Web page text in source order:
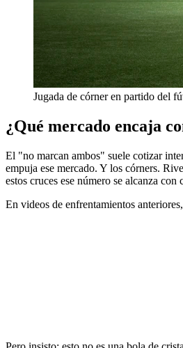
Jugada de córner en partido del
¿Qué mercado encaja
El "no marcan ambos" suele cotizar
empuja ese mercado. Y los córners.
estos cruces ese número se alcanza
En videos de enfrentamientos